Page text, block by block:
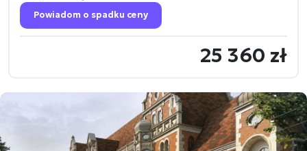
Powiadom o spadku ceny
25 360 zł